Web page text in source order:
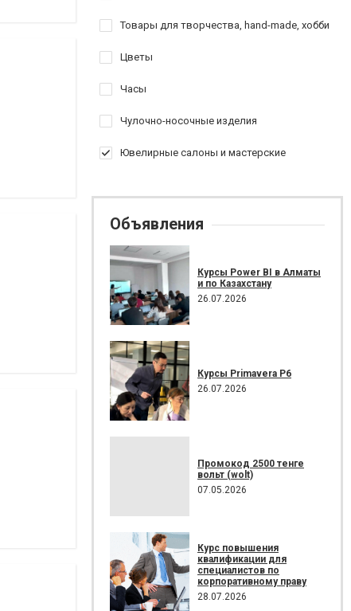
Товары для творчества, hand-made, хобби
Цветы
Часы
Чулочно-носочные изделия
Ювелирные салоны и мастерские
Объявления
Курсы Power BI в Алматы
и по Казахстану
26.07.2026
Курсы Primavera P6
26.07.2026
Промокод 2500 тенге
вольт (wolt)
07.05.2026
Курс повышения
квалификации для
специалистов по
корпоративному праву
28.07.2026